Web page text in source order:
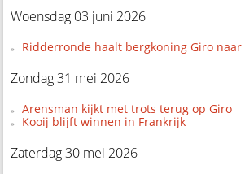
Woensdag 03 juni 2026
Ridderronde haalt bergkoning Giro
Zondag 31 mei 2026
Arensman kijkt met trots terug op Giro
Kooij blijft winnen in Frankrijk
Zaterdag 30 mei 2026